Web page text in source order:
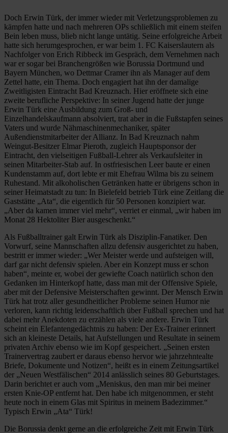
Doch Erwin Türk, der immer wieder mit Verletzungsproblemen zu
kämpfen hatte und nach mehreren OPs schließlich mit einem steifen
Bein leben muss, blieb nicht lange untätig. Seine erfolgreiche Arbeit
hatte sich herumgesprochen, er war beim 1. FC Kaiserslautern als
Nachfolger von Erich Ribbeck im Gespräch, dem Vernehmen nach
war er sogar bei Branchengrößen wie Borussia Dortmund und
Bayern München, wo Dettmar Cramer ihn als Manager auf dem
Zettel hatte, ein Thema. Doch engagiert hat ihn der damalige
Zweitligisten Eintracht Bad Kreuznach. Hier eröffnete sich eine
zweite berufliche Perspektive: In seiner Jugend hatte der junge
Erwin Türk eine Ausbildung zum Groß- und
Einzelhandelskaufmann absolviert, trat aber in die Fußstapfen seines
Vaters und wurde Nähmaschinenmechaniker, später
Außendienstmitarbeiter der Allianz. In Bad Kreuznach nahm
Weingut-Besitzer Elmar Pieroth, zugleich Hauptsponsor der
Eintracht, den vielseitigen Fußball-Lehrer als Verkaufsleiter in
seinen Mitarbeiter-Stab auf. In ostfriesischen Leer baute er einen
Kundenstamm auf, dort lebte er mit Ehefrau Wilma bis zu seinem
Ruhestand. Mit alkoholischen Getränken hatte er übrigens schon in
seiner Heimatstadt zu tun: In Bielefeld betrieb Türk eine Zeitlang die
Gaststätte „Ata“, die eigentlich für 50 Personen konzipiert war.
„Aber da kamen immer viel mehr“, verriet er einmal, „wir haben im
Monat 28 Hektoliter Bier ausgeschenkt.“
Als Fußballtrainer galt Erwin Türk als Disziplin-Fanatiker. Den
Vorwurf, seine Mannschaften allzu defensiv ausgerichtet zu haben,
bestritt er immer wieder: „Wer Meister werde und aufsteigen will,
darf gar nicht defensiv spielen. Aber ein Konzept muss er schon
haben“, meinte er, wobei der gewiefte Coach natürlich schon den
Gedanken im Hinterkopf hatte, dass man mit der Offensive Spiele,
aber mit der Defensive Meisterschaften gewinnt. Der Mensch Erwin
Türk hat trotz aller gesundheitlicher Probleme seinen Humor nie
verloren, kann richtig leidenschaftlich über Fußball sprechen und hat
dabei mehr Anekdoten zu erzählen als viele andere. Erwin Türk
scheint ein Elefantengedächtnis zu haben: Der Ex-Trainer erinnert
sich an kleineste Details, hat Aufstellungen und Resultate in seinem
privaten Archiv ebenso wie im Kopf gespeichert. „Seinen ersten
Trainervertrag zaubert er daraus ebenso hervor wie jahrzehntealte
Briefe, Dokumente und Notizen“, heißt es in einem Zeitungsartikel
der „Neuen Westfälischen“ 2014 anlässlich seines 80 Geburtstages.
Darin berichtet er auch vom „Meniskus, den man mir bei meiner
ersten Knie-OP entfernt hat. Den habe ich mitgenommen, er steht
heute noch in einem Glas mit Spiritus in meinem Badezimmer.“
Typisch Erwin „Ata“ Türk!
Die Borussia denkt gerne an die erfolgreiche Zeit mit Erwin Türk